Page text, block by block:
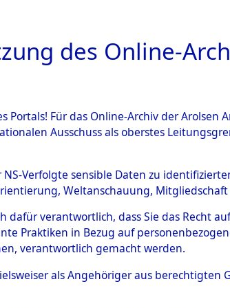
BESTANDSBESCHREIBUNG ARCHIVALE
→0168
0168
des Online-
Portals! Für das Online-Archiv der
Ausschuss als oberstes
NS-Verfolgte sensible Daten zu
Weltanschauung,
dafür verantwortlich, dass Sie das Recht
Praktiken in Bezug auf
verantwortlich gemacht werden.
als Angehöriger aus